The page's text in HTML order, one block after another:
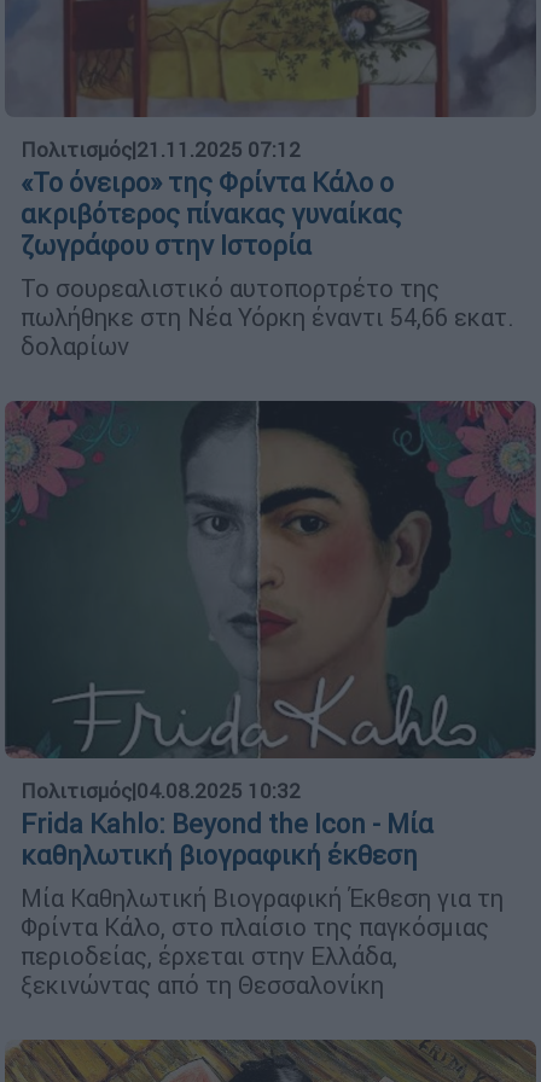
Πολιτισμός|21.11.2025 07:12
«Το όνειρο» της Φρίντα Κάλο ο
ακριβότερος πίνακας γυναίκας
ζωγράφου στην Ιστορία
Το σουρεαλιστικό αυτοπορτρέτο της
πωλήθηκε στη Νέα Υόρκη έναντι 54,66 εκατ.
δολαρίων
Πολιτισμός|04.08.2025 10:32
Frida Kahlo: Beyond the Icon - Μία
καθηλωτική βιογραφική έκθεση
Μία Καθηλωτική Βιογραφική Έκθεση για τη
Φρίντα Κάλο, στο πλαίσιο της παγκόσμιας
περιοδείας, έρχεται στην Ελλάδα,
ξεκινώντας από τη Θεσσαλονίκη